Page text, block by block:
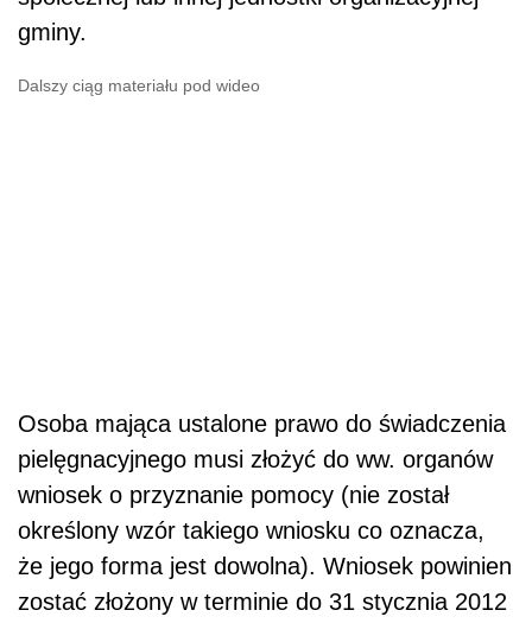
gminy.
Dalszy ciąg materiału pod wideo
Osoba mająca ustalone prawo do świadczenia
pielęgnacyjnego musi złożyć do ww. organów
wniosek o przyznanie pomocy (nie został
określony wzór takiego wniosku co oznacza,
że jego forma jest dowolna). Wniosek powinien
zostać złożony w terminie do 31 stycznia 2012